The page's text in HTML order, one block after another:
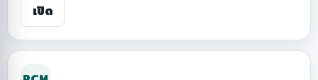
แบ่งระดับอาสาสมัคร การติดตามกิจกรรม และสรุปผลการ
ดำเนินงาน เพื่อส่งเสริมการมีส่วนร่วมและการพัฒนาสังคม
ผ่านการบริหารจัดการอัจฉริยะแบบดิจิทัล
เปิด